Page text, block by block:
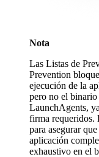
Nota
Las Listas de
Prevention
ejecución de la
pero no el
LaunchAgents,
firma requeridos.
para asegurar
aplicación
exhaustivo en el